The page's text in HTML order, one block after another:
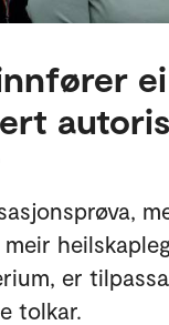
er
tolkar.